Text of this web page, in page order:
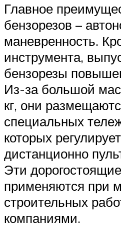
Главное
бензорезов –
маневренность.
инструмента,
бензорезы
Из-за большой
кг, они
специальных
которых
дистанционно
Эти
применяются при
строительных
компаниями.